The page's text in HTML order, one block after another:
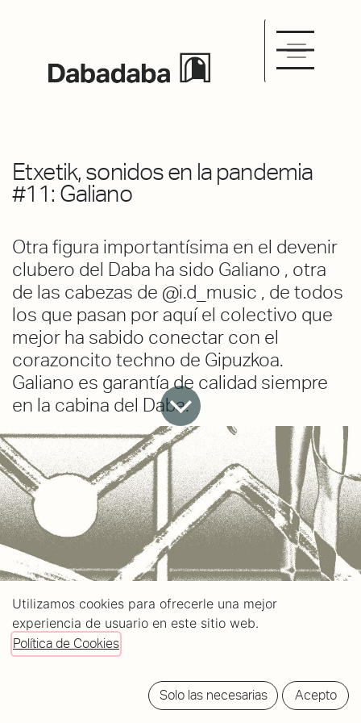
Etxetik, sonidos en la pandemia
#11: Galiano
Otra figura importantísima en el devenir
clubero del Daba ha sido Galiano , otra
de las cabezas de @i.d_music , de todos
los que pasan por aquí el colectivo que
mejor ha sabido conectar con el
corazoncito techno de Gipuzkoa.
Galiano es garantía de calidad siempre
en la cabina del Daba.
Utilizamos cookies para ofrecerle una mejor
experiencia de usuario en este sitio web.
Política de Cookies
Solo las necesarias Acepto